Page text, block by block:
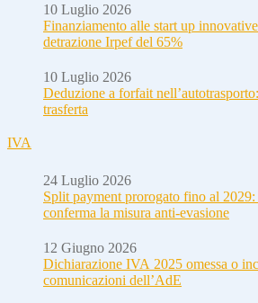
10 Luglio 2026
Finanziamento alle start up
detrazione Irpef del 65%
10 Luglio 2026
Deduzione a forfait
trasferta
IVA
24 Luglio 2026
Split payment prorogato fino al 2029:
conferma la misura anti-evasione
12 Giugno 2026
Dichiarazione IVA 2025 omessa o
comunicazioni dell’AdE